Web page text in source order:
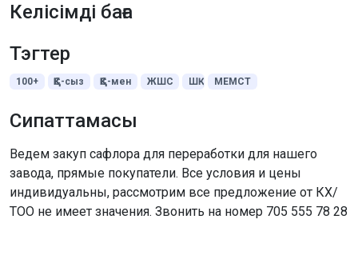
Келісімді баға
Тэгтер
100+ ҚҚС-сыз ҚҚС-мен ЖШС ШҚ МЕМСТ
Сипаттамасы
Ведем закуп сафлора для переработки для нашего
завода, прямые покупатели. Все условия и цены
индивидуальны, рассмотрим все предложение от КХ/
ТОО не имеет значения. Звонить на номер 705 555 78 28